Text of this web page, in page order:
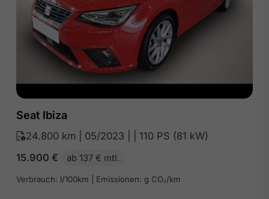
Seat Ibiza
24.800 km | 05/2023 | | 110 PS (81 kW)
15.900 € ab 137 € mtl.
Verbrauch: l/100km | Emissionen: g CO₂/km